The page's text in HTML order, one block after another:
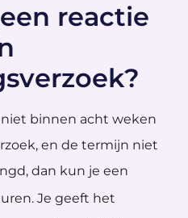
reactie
binnen acht weken
en de termijn niet
dan kun je een
Je geeft het